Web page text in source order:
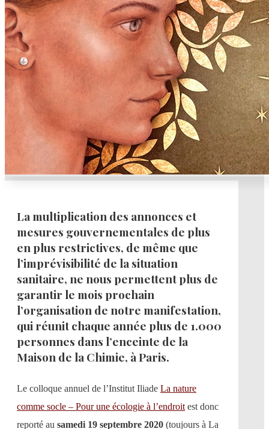
La multiplication des annonces et
mesures gouvernementales de plus
en plus restrictives, de même que
l’imprévisibilité de la situation
sanitaire, ne nous permettent plus de
garantir le mois prochain
l’organisation de notre manifestation,
qui réunit chaque année plus de 1.000
personnes dans l’enceinte de la
Maison de la Chimie, à Paris.
Le colloque annuel de l’Institut Iliade La nature
comme socle – Pour une écologie à l’endroit est donc
reporté au samedi 19 septembre 2020 (toujours à La